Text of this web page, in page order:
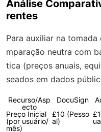
Análise
rentes
Para auxiliar na
mparação neutra com
tica (preços anuais,
seados em dados
Recurso/Asp
ecto
DocuSign
Preço Inicial
(por usuário/
mês)
£10 (Pesso
al)